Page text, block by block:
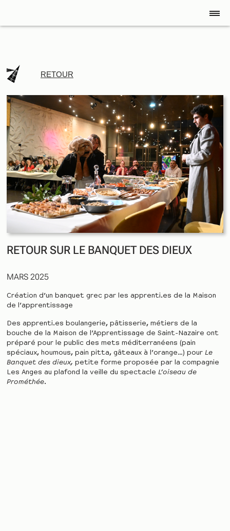
RETOUR
RETOUR SUR LE BANQUET DES DIEUX
MARS 2025
Création d’un banquet grec par les apprenti.es de la Maison
de l’apprentissage
Des apprenti.es boulangerie, pâtisserie, métiers de la
bouche de la Maison de l’Apprentissage de Saint-Nazaire ont
préparé pour le public des mets méditerranéens (pain
spéciaux, houmous, pain pitta, gâteaux à l’orange…) pour Le
Banquet des dieux, petite forme proposée par la compagnie
Les Anges au plafond la veille du spectacle L’oiseau de
Prométhée.